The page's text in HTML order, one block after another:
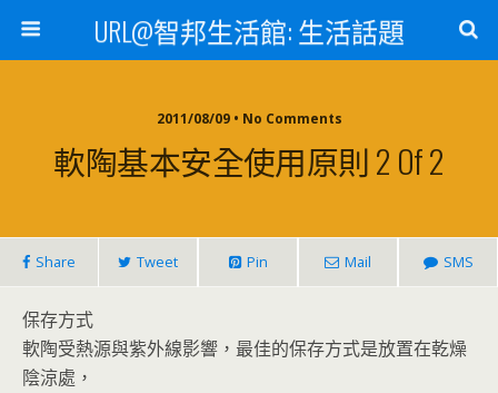
URL@智邦生活館: 生活話題
2011/08/09 • No Comments
軟陶基本安全使用原則 2 Of 2
Share Tweet Pin Mail SMS
保存方式
軟陶受熱源與紫外線影響，最佳的保存方式是放置在乾燥
陰涼處，